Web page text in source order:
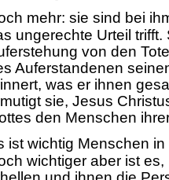
mehr: sie sind bei
ungerechte Urteil
von den
Auferstandenen
was er ihnen
sie, Jesus
den Menschen
ist wichtig Menschen
wichtiger aber ist
und ihnen die